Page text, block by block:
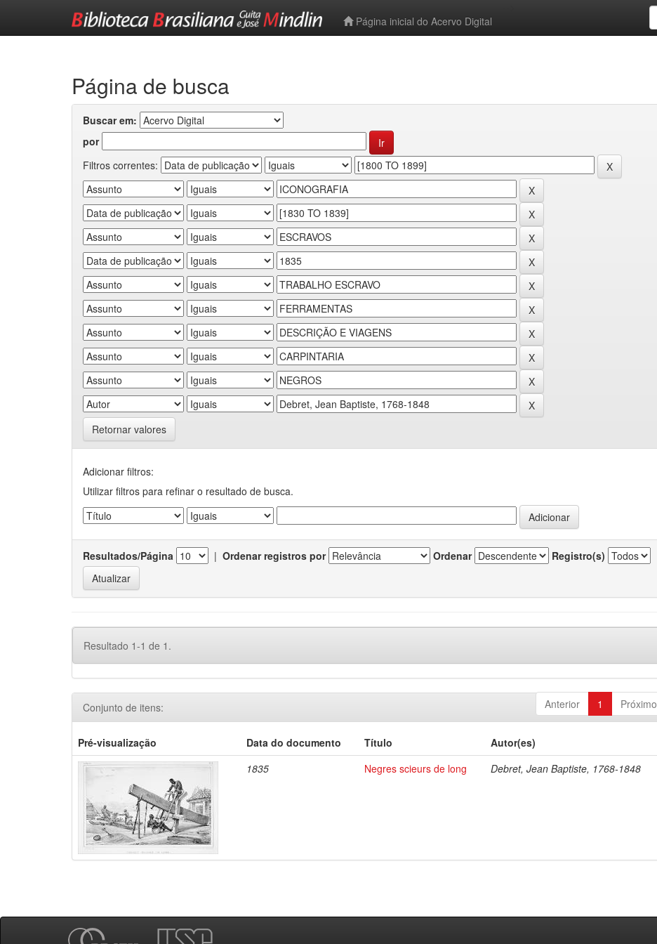
Página inicial do Acervo Digital
Página de busca
Buscar em:
por
Filtros correntes:
Retornar valores
Adicionar filtros:
Utilizar filtros para refinar o resultado de busca.
Resultados/Página | Ordenar registros por Ordenar Registro(s)
Resultado 1-1 de 1.
Anterior 1 Próximo
Conjunto de itens:
Pré-visualização Data do documento Título
Autor(es)
1835
Negres scieurs de long Debret, Jean Baptiste, 1768-1848